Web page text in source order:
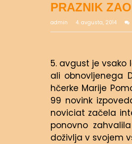
PRAZNIK
admin 4. avgusta, 2014
5. avgust je vsako
ali obnovljenega
hčerke Marije
99 novink
noviciat začela
ponovno
doživlja v svojem